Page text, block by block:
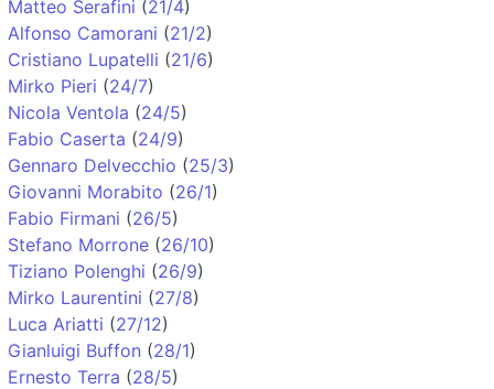
Matteo Serafini (21/4)
Alfonso Camorani (21/2)
Cristiano Lupatelli (21/6)
Mirko Pieri (24/7)
Nicola Ventola (24/5)
Fabio Caserta (24/9)
Gennaro Delvecchio (25/3)
Giovanni Morabito (26/1)
Fabio Firmani (26/5)
Stefano Morrone (26/10)
Tiziano Polenghi (26/9)
Mirko Laurentini (27/8)
Luca Ariatti (27/12)
Gianluigi Buffon (28/1)
Ernesto Terra (28/5)